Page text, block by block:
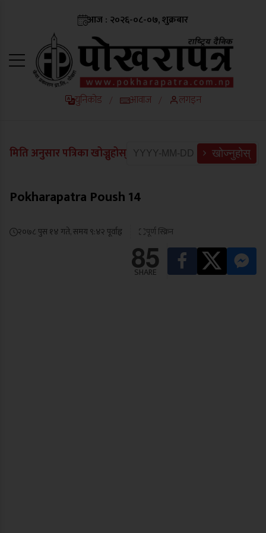
आज : २०२६-०८-०७, शुक्रबार
युनिकोड / आवाज / लगइन
मिति अनुसार पत्रिका खोज्नुहोस् खोज्नुहोस्
Pokharapatra Poush 14
२०७८ पुस १४ गते, समय ९:४२ पूर्वाह्न पूर्ण स्क्रिन
85
SHARE